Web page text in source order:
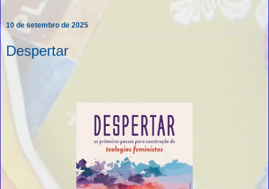
10 de setembro de 2025
Despertar